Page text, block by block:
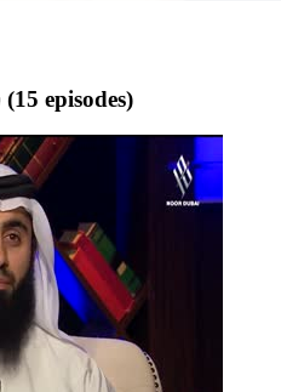
(15 episodes)